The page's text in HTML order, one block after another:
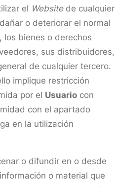
el Website de cualquier
o deteriorar el normal
los bienes o derechos
sus distribuidores,
de cualquier tercero.
implique restricción
por el Usuario con
con el apartado
en la utilización
o difundir en o desde
o material que